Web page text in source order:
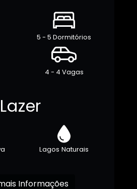
5 - 5 Dormitórios
4 - 4 Vagas
Lagos Naturais
Receba mais Informações